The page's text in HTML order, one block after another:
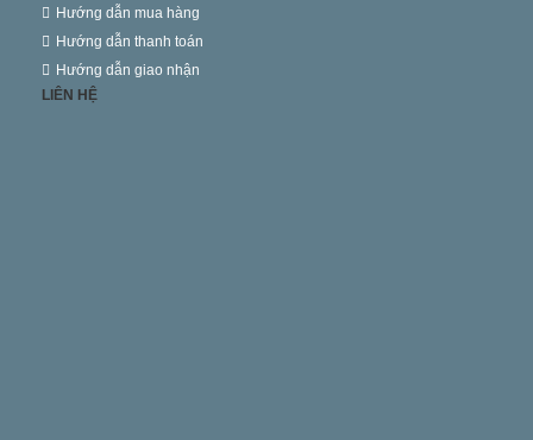
Hướng dẫn mua hàng
Hướng dẫn thanh toán
Hướng dẫn giao nhận
LIÊN HỆ